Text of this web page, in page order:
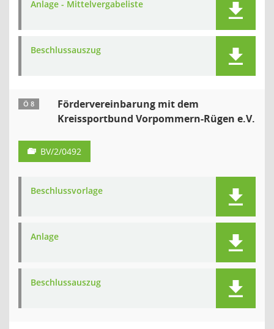
Anlage - Mittelvergabeliste
Beschlussauszug
Ö 8
Fördervereinbarung mit dem
Kreissportbund Vorpommern-Rügen e.V.
BV/2/0492
Beschlussvorlage
Anlage
Beschlussauszug